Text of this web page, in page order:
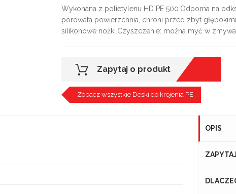
Wykonana z polietylenu HD PE 500.Odporna na
porowata powierzchnia, chroni przed zbyt głębokimi
silikonowe nożki.Czyszczenie: można myć w
Zapytaj o produkt
Zobacz wszystkie Deski do krojenia PE
OPIS